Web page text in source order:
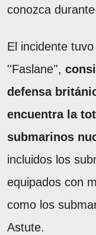
conozca
El incidente
''Faslane'',
defensa
encuentra la
submarinos
incluidos los
equipados con
como los
Astute.